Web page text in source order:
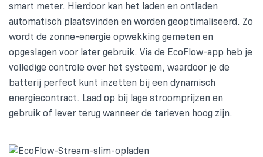
smart meter. Hierdoor kan het laden en ontladen
automatisch plaatsvinden en worden geoptimaliseerd. Zo
wordt de zonne-energie opwekking gemeten en
opgeslagen voor later gebruik. Via de EcoFlow-app heb je
volledige controle over het systeem, waardoor je de
batterij perfect kunt inzetten bij een dynamisch
energiecontract. Laad op bij lage stroomprijzen en
gebruik of lever terug wanneer de tarieven hoog zijn.